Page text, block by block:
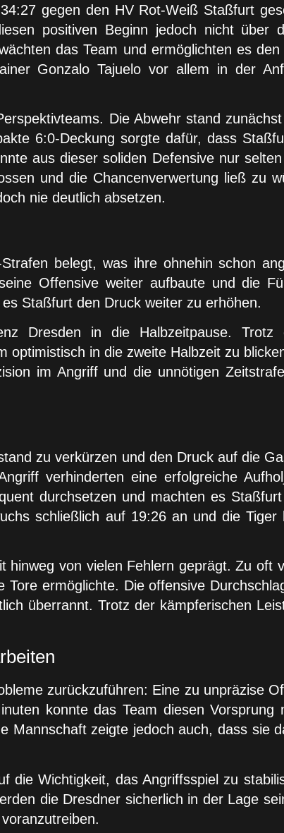
gegen den HV Rot-Weiß Staßfurt
positiven Beginn jedoch nicht über
das Team und ermöglichten es
Gonzalo Tajuelo vor allem in der
Die Abwehr stand
6:0-Deckung sorgte dafür, dass
aus dieser soliden Defensive nur
und die Chancenverwertung ließ zu
nie deutlich absetzen.
belegt, was ihre ohnehin schon
Offensive weiter aufbaute und die
Staßfurt den Druck weiter zu erhöhen.
Dresden in die Halbzeitpause.
in die zweite Halbzeit zu
im Angriff und die unnötigen
zu verkürzen und den Druck auf die
verhinderten eine erfolgreiche
durchsetzen und machten es
schließlich auf 19:26 an und die
von vielen Fehlern geprägt. Zu oft
ermöglichte. Die offensive
überrannt. Trotz der kämpferischen
zurückzuführen: Eine zu unpräzise
konnte das Team diesen Vorsprung
Mannschaft zeigte jedoch auch, dass sie
Wichtigkeit, das Angriffsspiel zu
die Dresdner sicherlich in der Lage